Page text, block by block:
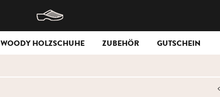
WOODY HOLZSCHUHE ZUBEHÖR GUTSCHEIN